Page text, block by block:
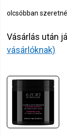
olcsóbban
Vásárlás után
vásárlóknak)